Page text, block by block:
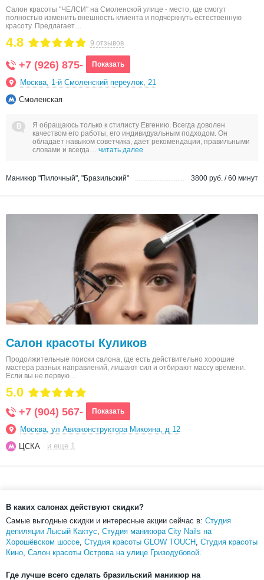
Салон красоты "ЧЕЛСИ" на Смоленской улице - место, где смогут
полностью изменить внешность клиента и подчеркнуть естественную
красоту. Предлагает…
9 отзывов
4.8
+7 (926) 875- Показать
Москва, 1-й Смоленский переулок, 21
Смоленская
Я обращаюсь только к стилисту Евгению. Всегда доволен
качеством его работы, его индивидуальным подходом. Он
обладает навыком советчика, дает рекомендации, правильными
словами и всегда… читать далее
Маникюр "Пилочный", "Бразильский" 3800 руб. / 60 минут
Салон красоты Куликов
Продолжительные поиски салона, где есть действительно хорошие
мастера разных направлений, лишают сил и отбирают массу времени.
Если вы не первую…
5.0
+7 (904) 567- Показать
Москва, ул Авиаконструктора Микояна, д 12
ЦСКА
и еще 1
В каких салонах действуют скидки?
Самые выгодные скидки и интересные акции сейчас в: Студия
депиляции Лысый Кактус, Студия маникюра City Nails на
Хорошёвском шоссе, Студия красоты GLOW TOUCH, Студия красоты
Кино, Салон красоты Острова на улице Гризодубовой.
Где лучше всего сделать бразильский маникюр на